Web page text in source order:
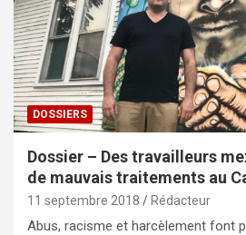
DOSSIERS
Dossier – Des travailleurs
de mauvais traitements au
11 septembre 2018 Rédacteur
Abus, racisme et harcèlement font